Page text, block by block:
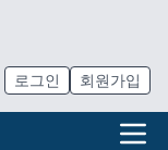
로그인 회원가입